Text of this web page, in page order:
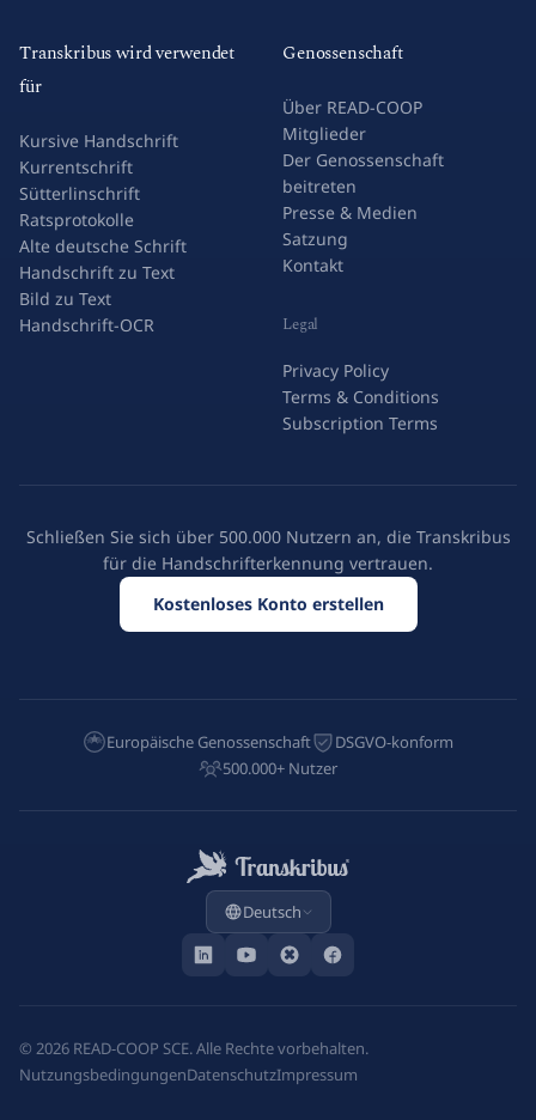
Transkribus wird verwendet
für
Kursive Handschrift
Kurrentschrift
Sütterlinschrift
Ratsprotokolle
Alte deutsche Schrift
Handschrift zu Text
Bild zu Text
Handschrift-OCR
Genossenschaft
Über READ-COOP
Mitglieder
Der Genossenschaft
beitreten
Presse & Medien
Satzung
Kontakt
Legal
Privacy Policy
Terms & Conditions
Subscription Terms
Schließen Sie sich über 500.000 Nutzern an, die Transkribus
für die Handschrifterkennung vertrauen.
Kostenloses Konto erstellen
Europäische Genossenschaft
DSGVO-konform
500.000+ Nutzer
Deutsch
© 2026 READ-COOP SCE. Alle Rechte vorbehalten.
NutzungsbedingungenDatenschutzImpressum